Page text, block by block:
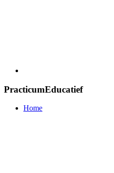
PracticumEducatief
Home